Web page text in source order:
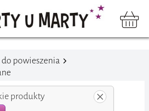
do powieszenia
produkty